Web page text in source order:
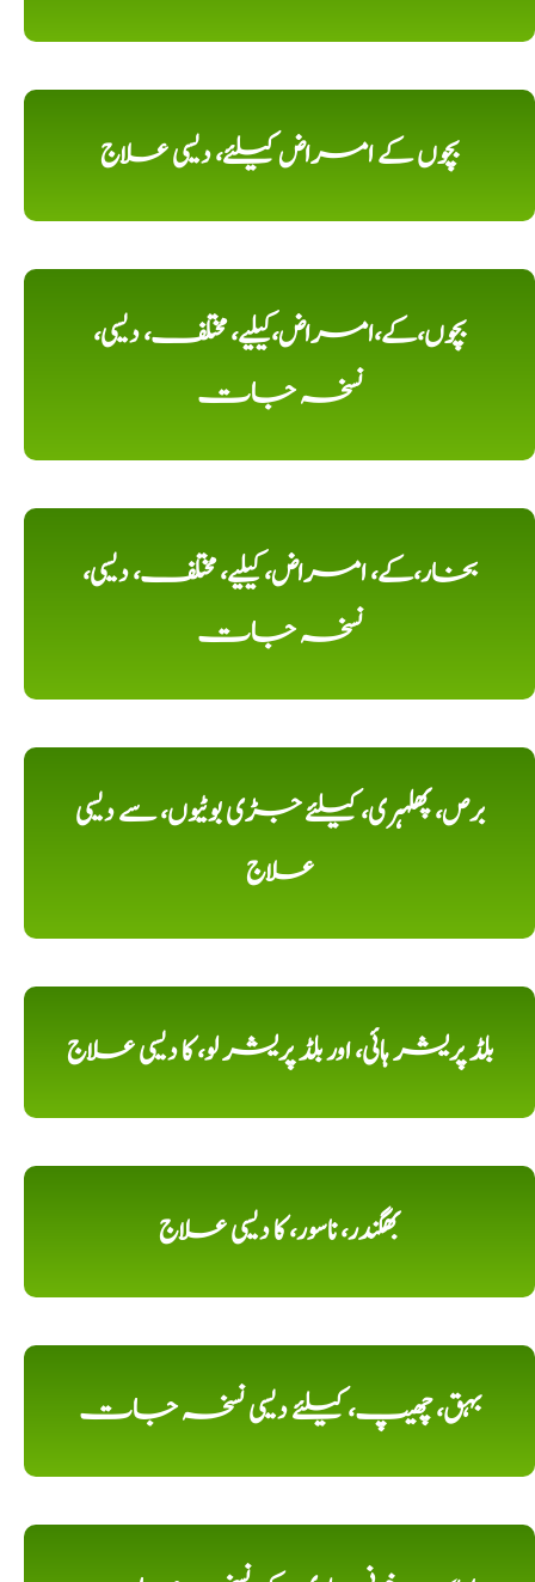
بچوں کے امراض کیلئے، دیسی علاج
بچوں،کے،امراض،کیلیے، مختلف، دیسی،
نسخہ جات
بخار،کے، امراض، کیلیے، مختلف، دیسی،
نسخہ جات
برص، پھلہری، کیلئے جڑی بوٹیوں، سے دیسی
علاج
بلڈ پریشر ہائی، اور بلڈ پریشر لو، کا دیسی علاج
بھگندر، ناسور، کا دیسی علاج
بہق، چھیپ، کیلئے دیسی نسخہ جات